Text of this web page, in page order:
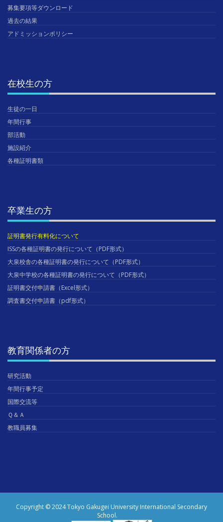
募集要項等ダウンロード
過去の結果
アドミッションポリシー
在校生の方
生徒の一日
年間行事
部活動
施設紹介
各種証明書類
卒業生の方
証明書発行有料化について
ISSの各種証明書の発行について（PDF形式）
大泉校舎の各種証明書の発行について（PDF形式）
大泉中学校の各種証明書の発行について（PDF形式）
証明書交付申請書（Excel形式）
調査書交付申請書（pdf形式）
教育関係者の方
研究活動
年間行事予定
国際交流等
Ｑ＆Ａ
教職員募集
Copyright © 2024 Tokyo Gakugei University International Secondary
School.